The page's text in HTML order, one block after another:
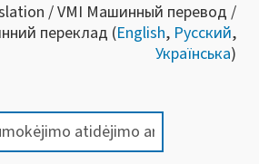
/ VMI Машинный перевод /
переклад (English, Русский,
Українська)